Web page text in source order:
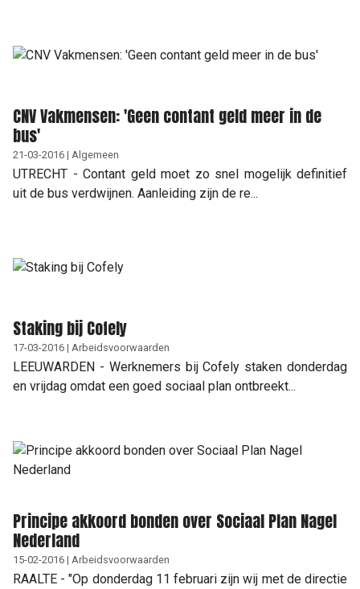
CNV Vakmensen: 'Geen contant geld meer in de
bus'
21-03-2016 | Algemeen
UTRECHT - Contant geld moet zo snel mogelijk definitief
uit de bus verdwijnen. Aanleiding zijn de re...
Staking bij Cofely
17-03-2016 | Arbeidsvoorwaarden
LEEUWARDEN - Werknemers bij Cofely staken donderdag
en vrijdag omdat een goed sociaal plan ontbreekt...
Principe akkoord bonden over Sociaal Plan Nagel
Nederland
15-02-2016 | Arbeidsvoorwaarden
RAALTE - "Op donderdag 11 februari zijn wij met de directie